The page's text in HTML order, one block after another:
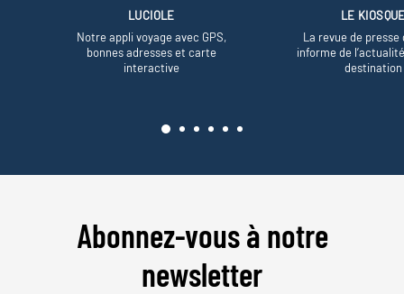
LUCIOLE
Notre appli voyage avec GPS,
bonnes adresses et carte
interactive
LE
La revue de presse
informe de
destination
Abonnez-vous à notre
newsletter